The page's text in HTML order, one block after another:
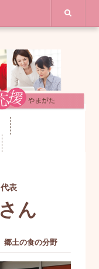
表
ん
郷土の食の分野